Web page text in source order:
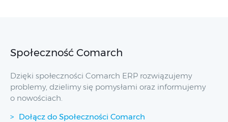
Społeczność Comarch
Dzięki społeczności Comarch ERP rozwiązujemy
problemy, dzielimy się pomysłami oraz informujemy
o nowościach.
Dołącz do Społeczności Comarch